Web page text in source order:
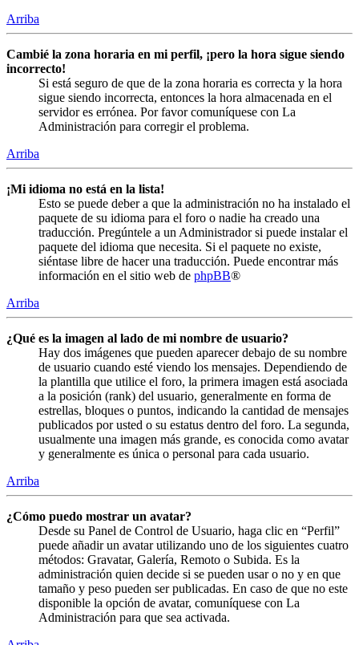
Arriba
Cambié la zona horaria en mi perfil, ¡pero la hora sigue siendo
incorrecto!
Si está seguro de que de la zona horaria es correcta y la hora
sigue siendo incorrecta, entonces la hora almacenada en el
servidor es errónea. Por favor comuníquese con La
Administración para corregir el problema.
Arriba
¡Mi idioma no está en la lista!
Esto se puede deber a que la administración no ha instalado el
paquete de su idioma para el foro o nadie ha creado una
traducción. Pregúntele a un Administrador si puede instalar el
paquete del idioma que necesita. Si el paquete no existe,
siéntase libre de hacer una traducción. Puede encontrar más
información en el sitio web de phpBB®
Arriba
¿Qué es la imagen al lado de mi nombre de usuario?
Hay dos imágenes que pueden aparecer debajo de su nombre
de usuario cuando esté viendo los mensajes. Dependiendo de
la plantilla que utilice el foro, la primera imagen está asociada
a la posición (rank) del usuario, generalmente en forma de
estrellas, bloques o puntos, indicando la cantidad de mensajes
publicados por usted o su estatus dentro del foro. La segunda,
usualmente una imagen más grande, es conocida como avatar
y generalmente es única o personal para cada usuario.
Arriba
¿Cómo puedo mostrar un avatar?
Desde su Panel de Control de Usuario, haga clic en “Perfil”
puede añadir un avatar utilizando uno de los siguientes cuatro
métodos: Gravatar, Galería, Remoto o Subida. Es la
administración quien decide si se pueden usar o no y en que
tamaño y peso pueden ser publicadas. En caso de que no este
disponible la opción de avatar, comuníquese con La
Administración para que sea activada.